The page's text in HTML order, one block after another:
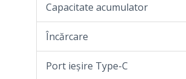
Capacitate acumulator
Încărcare
Port ieșire Type-C